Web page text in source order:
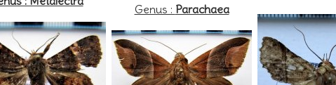
Genus : Parachaea